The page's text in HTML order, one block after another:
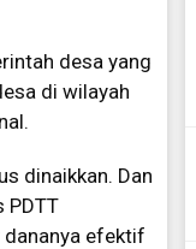
desa yang
di wilayah
dinaikkan. Dan
PDTT
dananya efektif